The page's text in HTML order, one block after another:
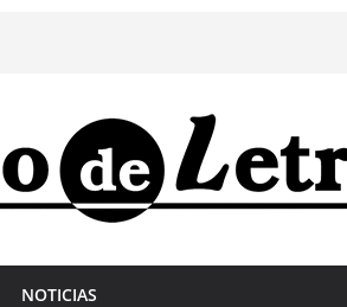
NOTICIAS